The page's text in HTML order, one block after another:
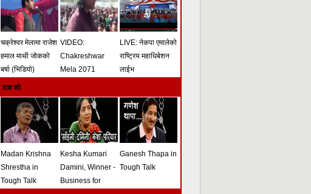
चक्रेश्वर मेलामा राजेश
हमाल माथी जोकको
बर्षा (भिडियो)
VIDEO:
Chakreshwar
Mela 2071
LIVE: नेकपा एमालेको
राष्ट्रिय महाधिबेशन
लाईभ
टक शो
Madan Krishna
Shrestha in
Tough Talk
Kesha Kumari
Damini, Winner -
Business for
Ganesh Thapa in
Tough Talk